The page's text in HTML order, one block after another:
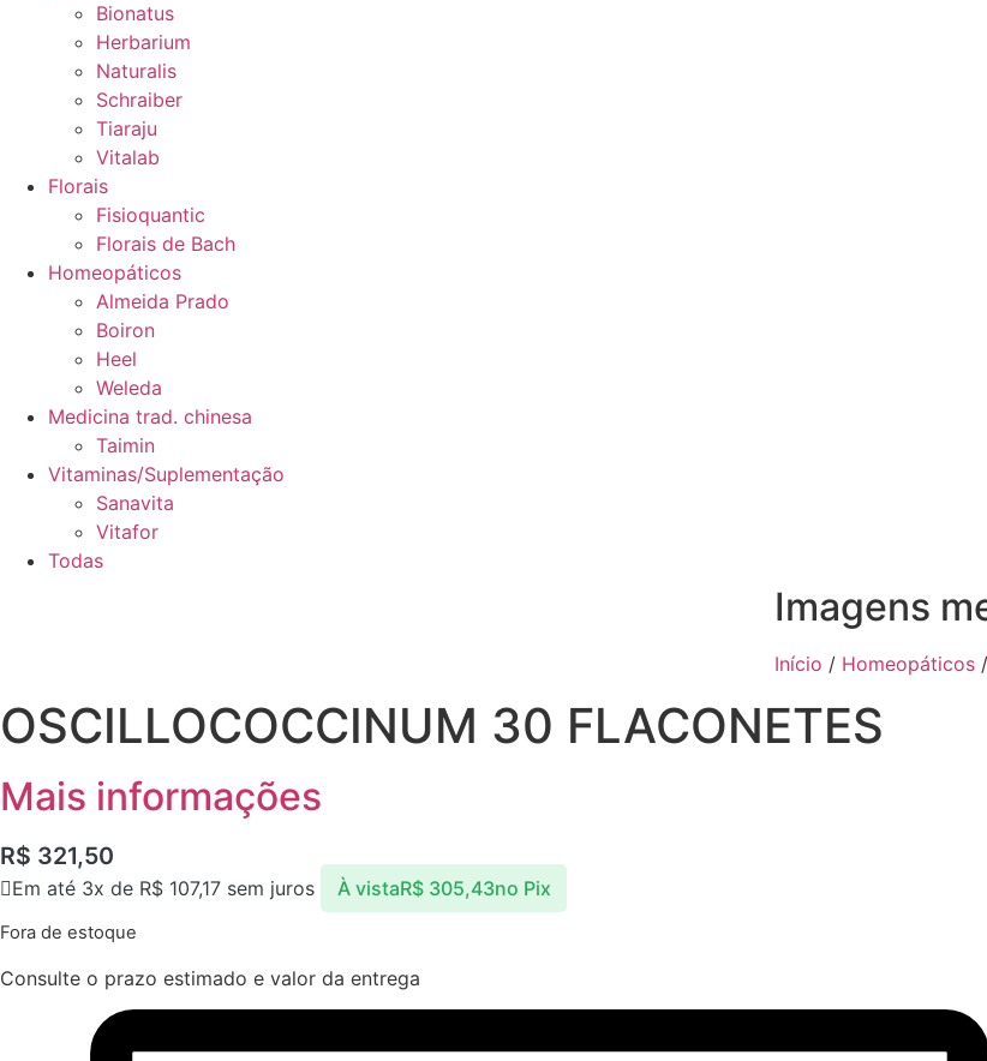
Bionatus
Herbarium
Naturalis
Schraiber
Tiaraju
Vitalab
Florais
Fisioquantic
Florais de Bach
Homeopáticos
Almeida Prado
Boiron
Heel
Weleda
Medicina trad. chinesa
Taimin
Vitaminas/Suplementação
Sanavita
Vitafor
Todas
Imagens
Início / Homeopáticos /
OSCILLOCOCCINUM 30 FLACONETES
Mais informações
R$ 321,50
Em até 3x de R$ 107,17 sem juros À vistaR$305,43no Pix
Fora de estoque
Consulte o prazo estimado e valor da entrega